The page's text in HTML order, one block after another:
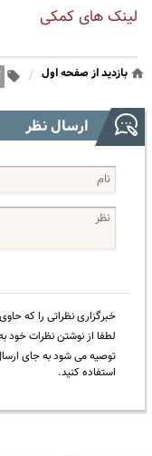
لینک های کمکی
بازدید از صفحه اول /
ارسال نظر
خبرگزاری نظراتی را که
لطفا از نوشتن نظرات خود
توصیه می شود به جای
استفاده کنید.